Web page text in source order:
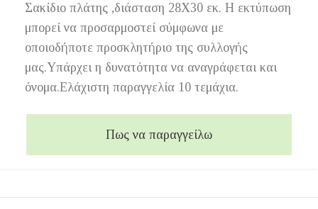
Σακίδιο πλάτης ,διάσταση 28Χ30 εκ. Η εκτύπωση
μπορεί να προσαρμοστεί σύμφωνα με
οποιοδήποτε προσκλητήριο της συλλογής
μας.Υπάρχει η δυνατότητα να αναγράφεται και
όνομα.Ελάχιστη παραγγελία 10 τεμάχια.
Πως να παραγγείλω